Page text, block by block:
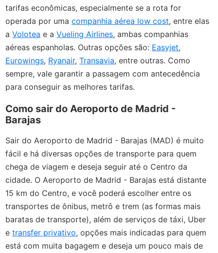
tarifas econômicas, especialmente se a rota for
operada por umacompanhia aérea low cost, entre elas
aVolotea e aVueling Airlines, ambas companhias
aéreas espanholas. Outras opções são: Easyjet,
Eurowings, Ryanair,Transavia, entre outras. Como
sempre, vale garantir a passagem com antecedência
para conseguir as melhores tarifas.
Como sair do Aeroporto de Madrid -
Barajas
Sair do Aeroporto de Madrid - Barajas (MAD) é muito
fácil e há diversas opções de transporte para quem
chega de viagem e deseja seguir até o Centro da
cidade. O Aeroporto de Madrid - Barajas está distante
15 km do Centro, e você poderá escolher entre os
transportes de ônibus, metrô e trem (as formas mais
baratas de transporte), além de serviços de táxi, Uber
etransfer privativo, opções mais indicadas para quem
está com muita bagagem e deseja um pouco mais de